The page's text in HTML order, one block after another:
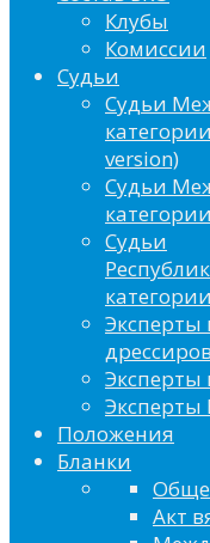
Клубы
Комиссии
Судьи
Судьи
version)
Судьи
Судьи
категории
Эксперты
Эксперты
Положения
Бланки
Акт